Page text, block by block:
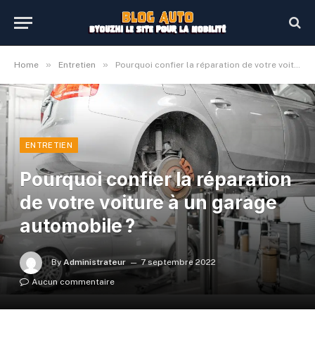
Home » Entretien » Pourquoi confier la réparation de votre voiture à un garage automobile ?
ENTRETIEN
Pourquoi confier la réparation
de votre voiture à un garage
automobile ?
By Administrateur
7 septembre 2022
Aucun commentaire